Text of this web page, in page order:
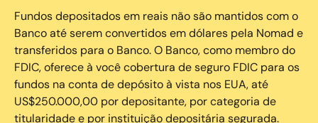
Fundos depositados em reais não são mantidos com o
Banco até serem convertidos em dólares pela Nomad e
transferidos para o Banco. O Banco, como membro do
FDIC, oferece à você cobertura de seguro FDIC para os
fundos na conta de depósito à vista nos EUA, até
US$250.000,00 por depositante, por categoria de
titularidade e por instituição depositária segurada.